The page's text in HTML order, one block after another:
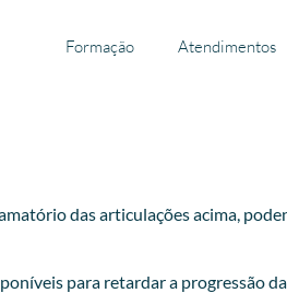
Formação Atendimentos
das articulações acima,
para retardar a progressão